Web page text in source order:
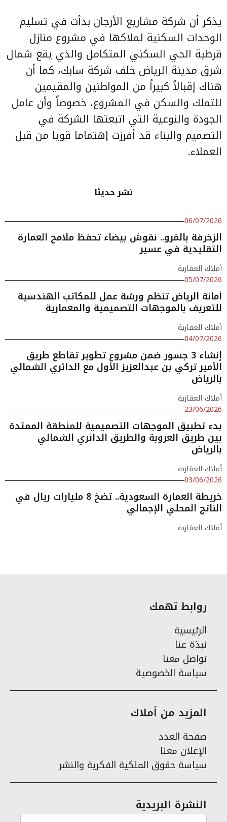
يذكر أن شركة مشاريع الأرجان بدأت في تسليم
الوحدات السكنية لملاكها في مشروع منازل
قرطبة الحي السكني المتكامل والذي يقع شمال
شرق مدينة الرياض خلف شركة سابك، كما أن
هناك إقبالاً كبيراً من المواطنين والمقيمين
للتملك والسكن في المشروع، خصوصاً وأن عامل
الجودة والنوعية التي اتبعتها الشركة في
التصميم والبناء قد أفرزت إهتماما قويا من قبل
العملاء.
نشر حديثا
06/07/2026
الزخرفة بالمَرو.. نقوش بيضاء تحفظ ملامح العمارة
التقليدية في عسير
أملاك العقارية
05/07/2026
أمانة الرياض تنظم ورشة عمل للمكاتب الهندسية
للتعريف بالموجهات التصميمية والمعمارية
أملاك العقارية
04/07/2026
إنشاء 3 جسور ضمن مشروع تطوير تقاطع طريق
الأمير تركي بن عبدالعزيز الأول مع الدائري الشمالي
بالرياض
أملاك العقارية
23/06/2026
بدء تطبيق الموجهات التصميمية للمنطقة الممتدة
بين طريق العروبة والطريق الدائري الشمالي
بالرياض
أملاك العقارية
03/06/2026
خريطة العمارة السعودية.. تضخ 8 مليارات ريال في
الناتج المحلي الإجمالي
أملاك العقارية
روابط تهمك
الرئيسية
نبذة عنا
تواصل معنا
سياسة الخصوصية
المزيد من أملاك
صفحة العدد
الإعلان معنا
سياسة حقوق الملكية الفكرية والنشر
النشرة البريدية